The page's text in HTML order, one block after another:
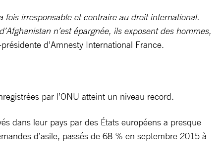
fois irresponsable et contraire au droit international.
n’est épargnée, ils exposent des hommes,
d’Amnesty International France.
par l’ONU atteint un niveau record.
dans leur pays par des États européens a presque
d’asile, passés de 68 % en septembre 2015 à